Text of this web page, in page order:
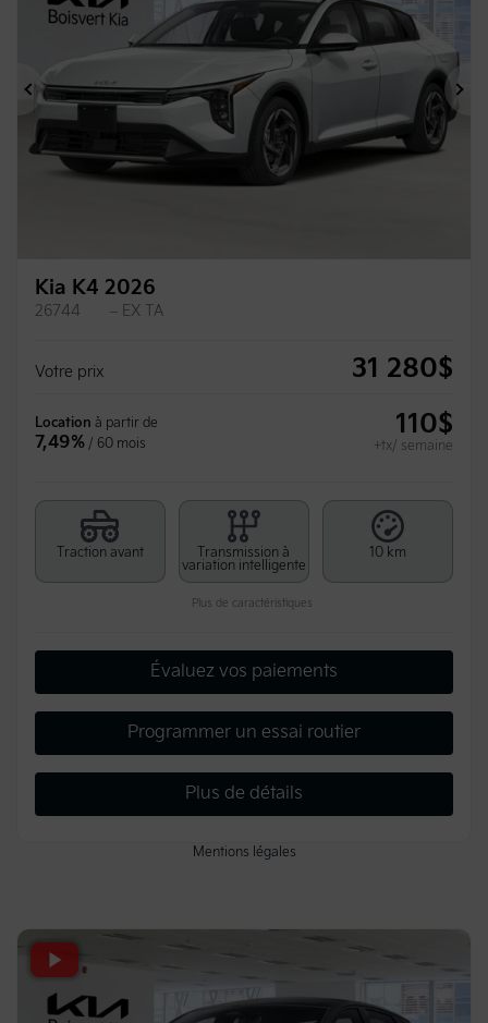
Précédent
Kia K4 2026
26744 – EX TA
Votre prix 31 280$
Location à partir de
7,49% / 60 mois
110$
+tx/ semaine
Traction avant
Transmission à
variation intelligente
10 km
Plus de caractéristiques
Évaluez vos paiements
Programmer un essai routier
Plus de détails
Mentions légales